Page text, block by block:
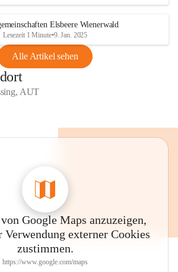
Elsbeere Wienerwald
Lesezeit 1 Minute•9. Jan. 2025
Alle Artikel sehen
AUT
Google Maps anzuzeigen,
Verwendung externer Cookies
zustimmen.
https://www.google.com/maps